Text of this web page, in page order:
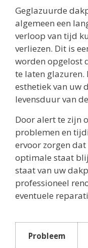
Geglazuurde
algemeen een
verloop van tijd
verliezen. Dit is
worden opgelost
te laten glazuren.
esthetiek van uw
levensduur van
Door alert te zijn
problemen en
ervoor zorgen
optimale staat
staat van uw
professioneel
eventuele
Probleem